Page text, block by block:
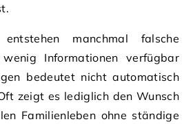
manchmal falsche
Informationen verfügbar
bedeutet nicht automatisch
zeigt es lediglich den Wunsch
Familienleben ohne ständige